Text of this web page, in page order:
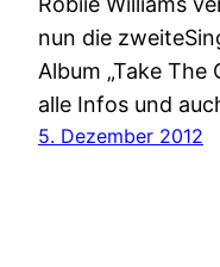
nun die
Album „Take The
alle Infos und
5. Dezember 2012